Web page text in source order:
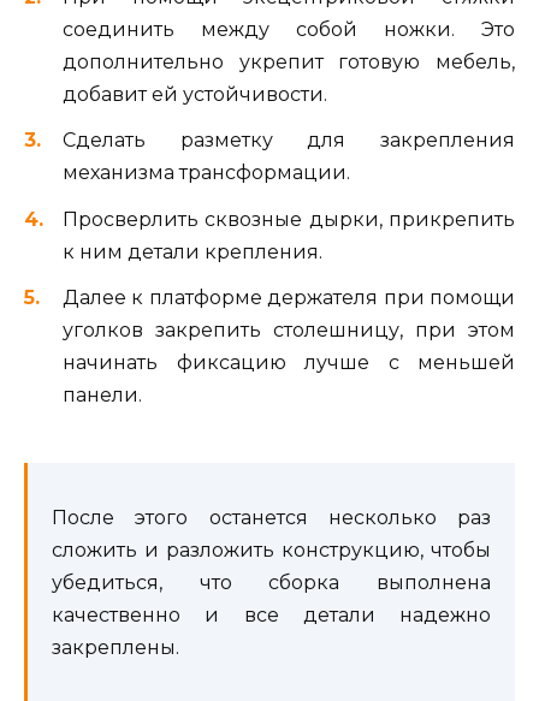
соединить между собой ножки. Это
дополнительно укрепит готовую мебель,
добавит ей устойчивости.
Сделать разметку для закрепления
механизма трансформации.
Просверлить сквозные дырки, прикрепить
к ним детали крепления.
Далее к платформе держателя при помощи
уголков закрепить столешницу, при этом
начинать фиксацию лучше с меньшей
панели.
После этого останется несколько раз
сложить и разложить конструкцию, чтобы
убедиться, что сборка выполнена
качественно и все детали надежно
закреплены.